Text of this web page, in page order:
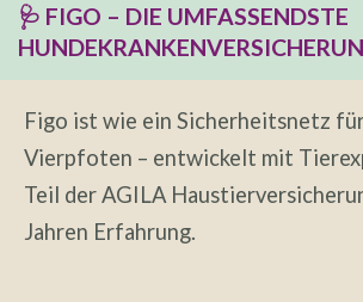
🩺 FIGO – DIE UMFASSENDSTE
Figo ist wie ein Sicherheitsnetz
Vierpfoten – entwickelt mit
Teil der AGILA
Jahren Erfahrung.